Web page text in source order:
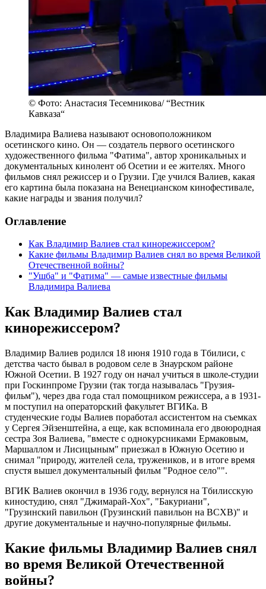
© Фото: Анастасия Тесемникова/ “Вестник
Кавказа“
Владимира Валиева называют основоположником
осетинского кино. Он — создатель первого осетинского
художественного фильма "Фатима", автор хроникальных и
документальных кинолент об Осетии и ее жителях. Много
фильмов снял режиссер и о Грузии. Где учился Валиев, какая
его картина была показана на Венецианском кинофестивале,
какие награды и звания получил?
Оглавление
Как Владимир Валиев стал кинорежиссером?
Какие фильмы Владимир Валиев снял во время Великой
Отечественной войны?
"Ушба" и "Фатима" — самые известные фильмы
Владимира Валиева
Как Владимир Валиев стал
кинорежиссером?
Владимир Валиев родился 18 июня 1910 года в Тбилиси, с
детства часто бывал в родовом селе в Знаурском районе
Южной Осетии. В 1927 году он начал учиться в школе-студии
при Госкинпроме Грузии (так тогда называлась "Грузия-
фильм"), через два года стал помощником режиссера, а в 1931-
м поступил на операторский факультет ВГИКа. В
студенческие годы Валиев поработал ассистентом на съемках
у Сергея Эйзенштейна, а еще, как вспоминала его двоюродная
сестра Зоя Валиева, "вместе с однокурсниками Ермаковым,
Маршаллом и Лисицыным" приезжал в Южную Осетию и
снимал "природу, жителей села, тружеников, и в итоге время
спустя вышел документальный фильм "Родное село"".
ВГИК Валиев окончил в 1936 году, вернулся на Тбилисскую
киностудию, снял "Джимарай-Хох", "Бакуриани",
"Грузинский павильон (Грузинский павильон на ВСХВ)" и
другие документальные и научно-популярные фильмы.
Какие фильмы Владимир Валиев снял
во время Великой Отечественной
войны?